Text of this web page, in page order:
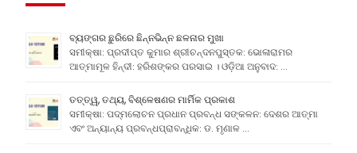
ବ୍ୟଙ୍ଗର ଛୁରିରେ ଛିନ୍ନଭିନ୍ନ ଛଳନାର ମୁଖା
ସମୀକ୍ଷା: ପ୍ରଦୀପ୍ତ କୁମାର ଶ୍ରୀଚନ୍ଦନପୁସ୍ତକ: ଭୋଳାରାମର
ଆତ୍ମାମୂଳ ହିନ୍ଦୀ: ହରିଶଙ୍କର ପରସାଇ । ଓଡ଼ିଆ ଅନୁବାଦ: …
ତତ୍ତ୍ୱ, ତଥ୍ୟ, ବିଶ୍ଳେଷଣର ମାର୍ମିକ ପ୍ରକାଶ
ସମୀକ୍ଷା: ପଦ୍ମଲୋଚନ ପ୍ରଧାନ ପ୍ରବନ୍ଧ ସଙ୍କଳନ: ଦେଶର ଆତ୍ମା
ଏବଂ ଅନ୍ୟାନ୍ୟ ପ୍ରବନ୍ଧପ୍ରାବନ୍ଧିକ: ଡ. ମୃଣାଳ …